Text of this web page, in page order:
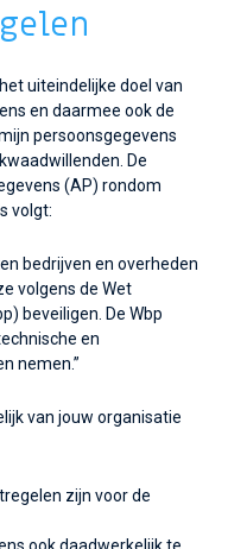
uiteindelijke doel van
en daarmee ook de
persoonsgegevens
De
(AP) rondom
volgt:
bedrijven en overheden
volgens de Wet
beveiligen. De Wbp
en
nemen.”
van jouw organisatie
zijn voor de
ook daadwerkelijk te